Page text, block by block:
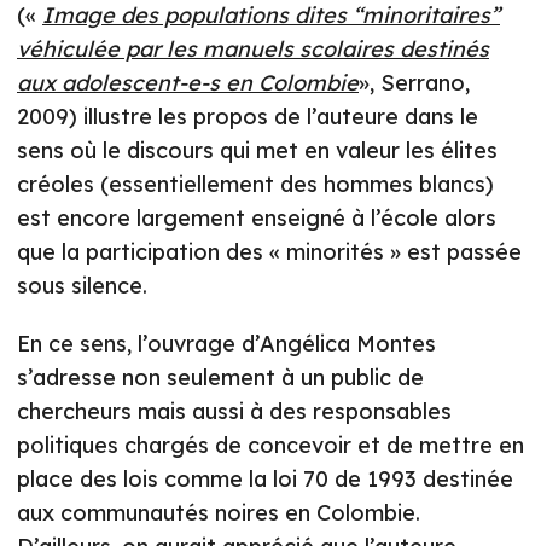
(« Image des populations dites “minoritaires”
véhiculée par les manuels scolaires destinés
aux adolescent-e-s en Colombie», Serrano,
2009) illustre les propos de l’auteure dans le
sens où le discours qui met en valeur les élites
créoles (essentiellement des hommes blancs)
est encore largement enseigné à l’école alors
que la participation des « minorités » est passée
sous silence.
En ce sens, l’ouvrage d’Angélica Montes
s’adresse non seulement à un public de
chercheurs mais aussi à des responsables
politiques chargés de concevoir et de mettre en
place des lois comme la loi 70 de 1993 destinée
aux communautés noires en Colombie.